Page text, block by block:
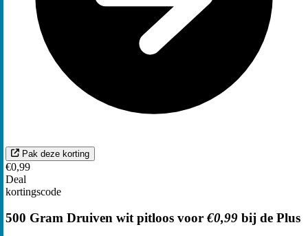
Pak deze korting
€0,99
Deal
kortingscode
500 Gram Druiven wit pitloos voor €0,99 bij de Plus